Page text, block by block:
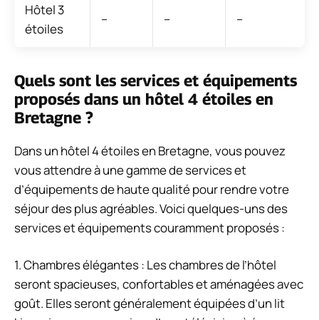
Hôtel 3
étoiles
– – –
Quels sont les services et équipements
proposés dans un hôtel 4 étoiles en
Bretagne ?
Dans un hôtel 4 étoiles en Bretagne, vous pouvez
vous attendre à une gamme de services et
d’équipements de haute qualité pour rendre votre
séjour des plus agréables. Voici quelques-uns des
services et équipements couramment proposés :
1. Chambres élégantes : Les chambres de l’hôtel
seront spacieuses, confortables et aménagées avec
goût. Elles seront généralement équipées d’un lit